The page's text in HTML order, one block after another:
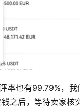
率也有99.79%，
之后，等待卖家核